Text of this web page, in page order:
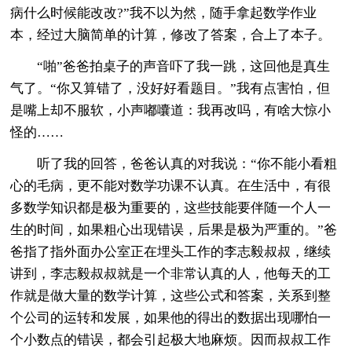
病什么时候能改改?”我不以为然，随手拿起数学作业
本，经过大脑简单的计算，修改了答案，合上了本子。
“啪”爸爸拍桌子的声音吓了我一跳，这回他是真生
气了。“你又算错了，没好好看题目。”我有点害怕，但
是嘴上却不服软，小声嘟囔道：我再改吗，有啥大惊小
怪的……
听了我的回答，爸爸认真的对我说：“你不能小看粗
心的毛病，更不能对数学功课不认真。在生活中，有很
多数学知识都是极为重要的，这些技能要伴随一个人一
生的时间，如果粗心出现错误，后果是极为严重的。”爸
爸指了指外面办公室正在埋头工作的李志毅叔叔，继续
讲到，李志毅叔叔就是一个非常认真的人，他每天的工
作就是做大量的数学计算，这些公式和答案，关系到整
个公司的运转和发展，如果他的得出的数据出现哪怕一
个小数点的错误，都会引起极大地麻烦。因而叔叔工作